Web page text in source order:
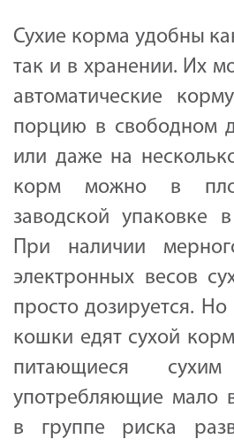
Сухие корма удобны
так и в хранении. Их
автоматические
порцию в свободном
или даже на
корм можно в
заводской упаковке
При наличии
электронных весов
просто дозируется.
кошки едят сухой
питающиеся
употребляющие мало
в группе риска